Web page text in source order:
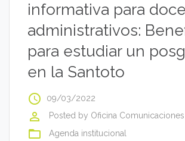
informativa para
administrativos:
para estudiar un
en la Santoto
access_time 09/03/2022
perm_identity Posted by Oficina Comunicaciones
folder_open Agenda institucional